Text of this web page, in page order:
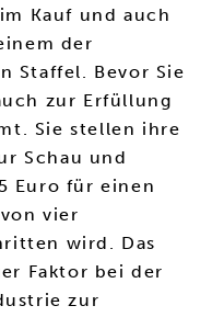
Kauf und auch
der
Staffel. Bevor Sie
zur Erfüllung
Sie stellen ihre
Schau und
Euro für einen
vier
wird. Das
Faktor bei der
zur